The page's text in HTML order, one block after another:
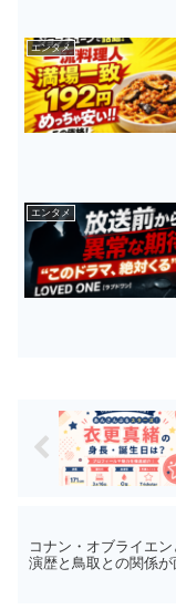
エンタメ
エンタメ
コナン・オブライエ
演歴と鳥取との関係が